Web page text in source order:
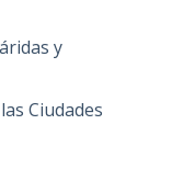
y
Ciudades